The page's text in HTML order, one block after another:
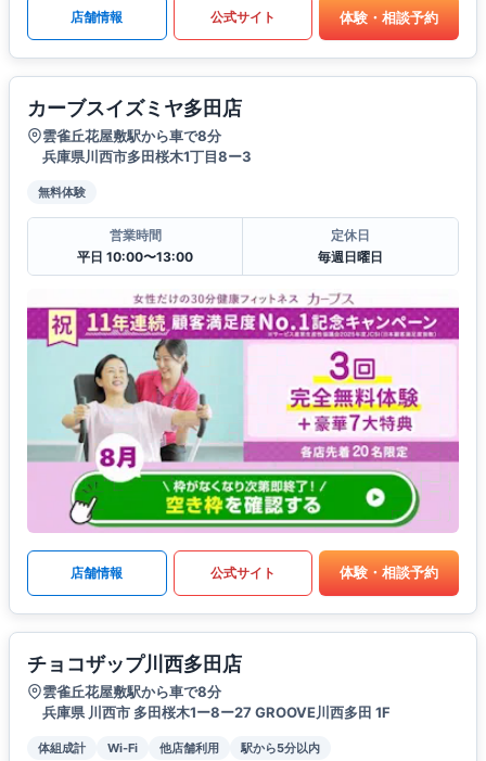
店舗情報 公式サイト 体験・相談予約
カーブスイズミヤ多田店
雲雀丘花屋敷駅から車で8分
兵庫県川西市多田桜木1丁目8ー3
無料体験
営業時間
平日 10:00〜13:00
定休日
毎週日曜日
店舗情報 公式サイト 体験・相談予約
チョコザップ川西多田店
雲雀丘花屋敷駅から車で8分
兵庫県 川西市 多田桜木1ー8ー27 GROOVE川西多田 1F
体組成計 Wi-Fi 他店舗利用 駅から5分以内